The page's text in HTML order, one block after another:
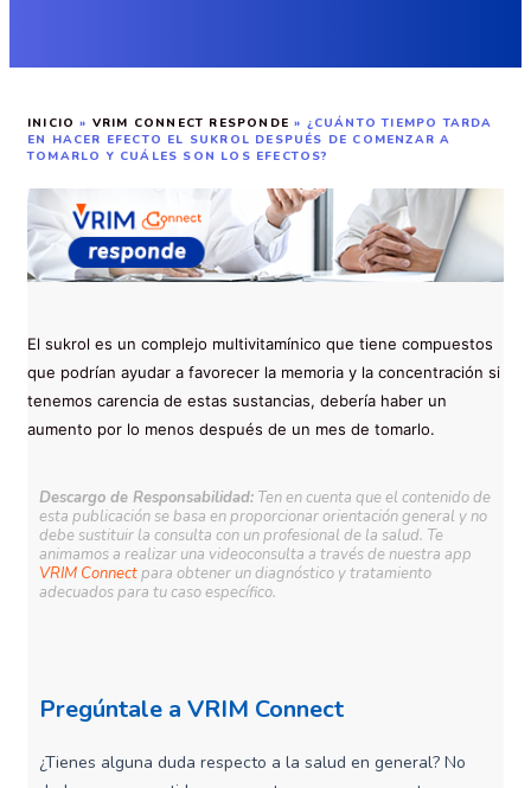
INICIO » VRIM CONNECT RESPONDE » ¿CUÁNTO TIEMPO TARDA
EN HACER EFECTO EL SUKROL DESPUÉS DE COMENZAR A
TOMARLO Y CUÁLES SON LOS EFECTOS?
El sukrol es un complejo multivitamínico que tiene compuestos
que podrían ayudar a favorecer la memoria y la concentración si
tenemos carencia de estas sustancias, debería haber un
aumento por lo menos después de un mes de tomarlo.
Descargo de Responsabilidad: Ten en cuenta que el contenido de
esta publicación se basa en proporcionar orientación general y no
debe sustituir la consulta con un profesional de la salud. Te
animamos a realizar una videoconsulta a través de nuestra app
VRIM Connectpara obtener un diagnóstico y tratamiento
adecuados para tu caso específico.
Pregúntale a VRIM Connect
¿Tienes alguna duda respecto a la salud en general? No